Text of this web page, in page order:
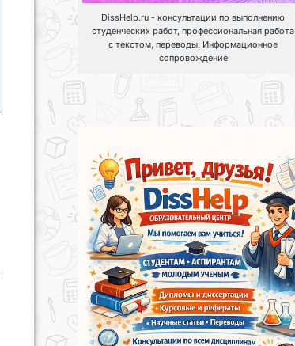
DissHelp.ru - консультации по выполнению
студенческих работ, профессиональная работа
с текстом, переводы. Информационное
сопровождение